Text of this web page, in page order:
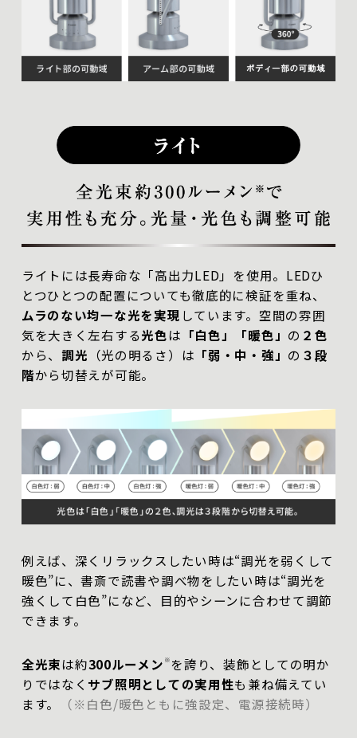
ライトには長寿命な「高出力LED」を使用。LEDひ
とつひとつの配置についても徹底的に検証を重ね、
ムラのない均一な光を実現 しています。空間の雰囲
気を大きく左右する光色は 「白色」「暖色」 の ２色
から、調光 （光の明るさ）は 「弱・中・強」 の ３段
階から切替えが可能。
例えば、深くリラックスしたい時は“調光を弱くして
暖色”に、書斎で読書や調べ物をしたい時は“調光を
強くして白色”になど、目的やシーンに合わせて調節
できます。
全光束は約300ルーメン ※を誇り、装飾としての明か
りではなく サブ照明としての実用性も兼ね備えてい
ます。
（※白色/暖色ともに強設定、電源接続時）